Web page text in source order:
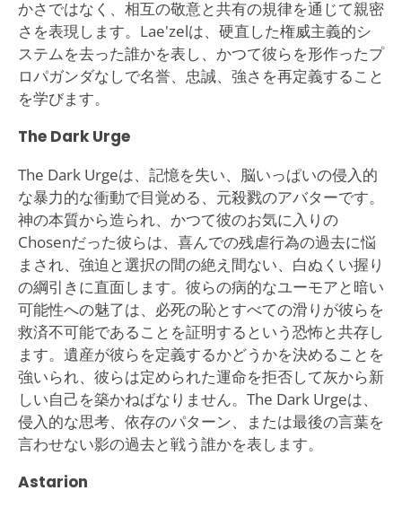
かさではなく、相互の敬意と共有の規律を通じて親密
さを表現します。Lae'zelは、硬直した権威主義的シ
ステムを去った誰かを表し、かつて彼らを形作ったプ
ロパガンダなしで名誉、忠誠、強さを再定義すること
を学びます。
The Dark Urge
The Dark Urgeは、記憶を失い、脳いっぱいの侵入的
な暴力的な衝動で目覚める、元殺戮のアバターです。
神の本質から造られ、かつて彼のお気に入りの
Chosenだった彼らは、喜んでの残虐行為の過去に悩
まされ、強迫と選択の間の絶え間ない、白ぬくい握り
の綱引きに直面します。彼らの病的なユーモアと暗い
可能性への魅了は、必死の恥とすべての滑りが彼らを
救済不可能であることを証明するという恐怖と共存し
ます。遺産が彼らを定義するかどうかを決めることを
強いられ、彼らは定められた運命を拒否して灰から新
しい自己を築かねばなりません。The Dark Urgeは、
侵入的な思考、依存のパターン、または最後の言葉を
言わせない影の過去と戦う誰かを表します。
Astarion